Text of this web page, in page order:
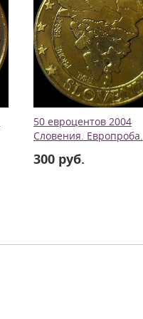
50 евроцентов 2004
Словения. Европроба.
300 руб.